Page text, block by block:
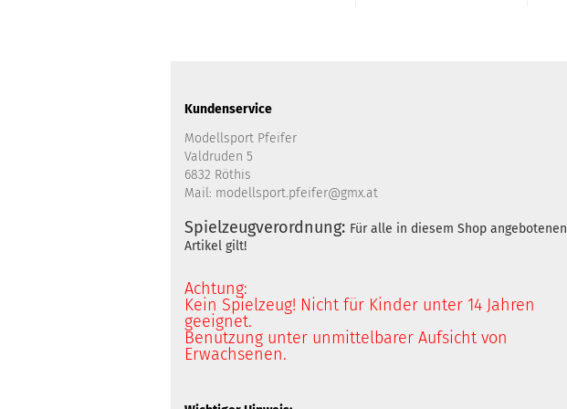
Kundenservice
Modellsport Pfeifer
Valdruden 5
6832 Röthis
Mail: modellsport.pfeifer@gmx.at
Spielzeugverordnung: Für alle in diesem Shop angebotenen
Artikel gilt!
Achtung:
Kein Spielzeug! Nicht für Kinder unter 14 Jahren
geeignet.
Benutzung unter unmittelbarer Aufsicht von
Erwachsenen.